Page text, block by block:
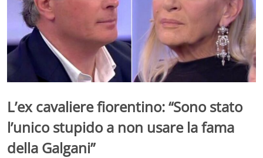
L’ex cavaliere fiorentino: “Sono stato
l’unico stupido a non usare la fama
della Galgani”